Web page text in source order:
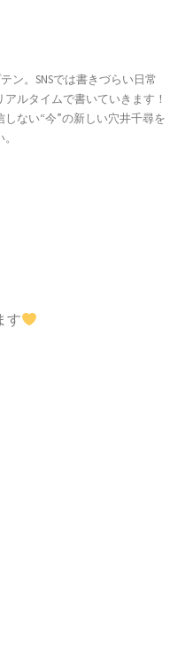
ン。SNSでは書きづらい日常
アルタイムで書いていきます！
しない“今”の新しい穴井千尋を
す